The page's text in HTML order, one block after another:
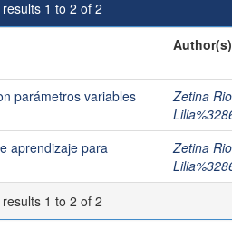
1 to 2 of 2
Author(s)
parámetros variables Zetina
aprendizaje para
Zetina
1 to 2 of 2